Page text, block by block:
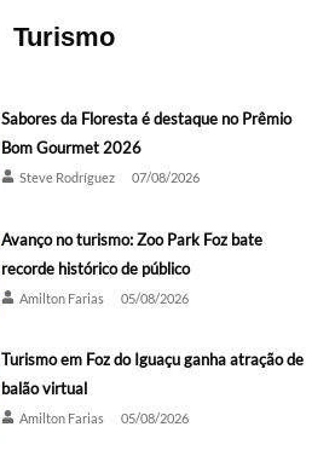
Turismo
Sabores da Floresta é destaque no Prêmio
Bom Gourmet 2026
Steve Rodríguez 07/08/2026
Avanço no turismo: Zoo Park Foz bate
recorde histórico de público
Amilton Farias 05/08/2026
Turismo em Foz do Iguaçu ganha atração de
balão virtual
Amilton Farias 05/08/2026